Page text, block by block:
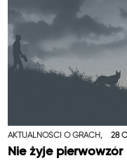
AKTUALNOŚCI O GRACH, 28
Nie żyje